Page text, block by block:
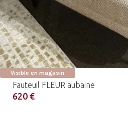
Visible en magasin
Fauteuil FLEUR aubaine
620 €